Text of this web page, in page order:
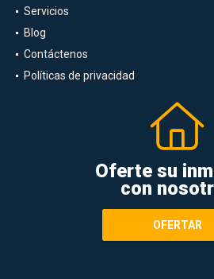
Servicios
Blog
Contáctenos
Políticas de privacidad
Oferte su
con
OFERTAR